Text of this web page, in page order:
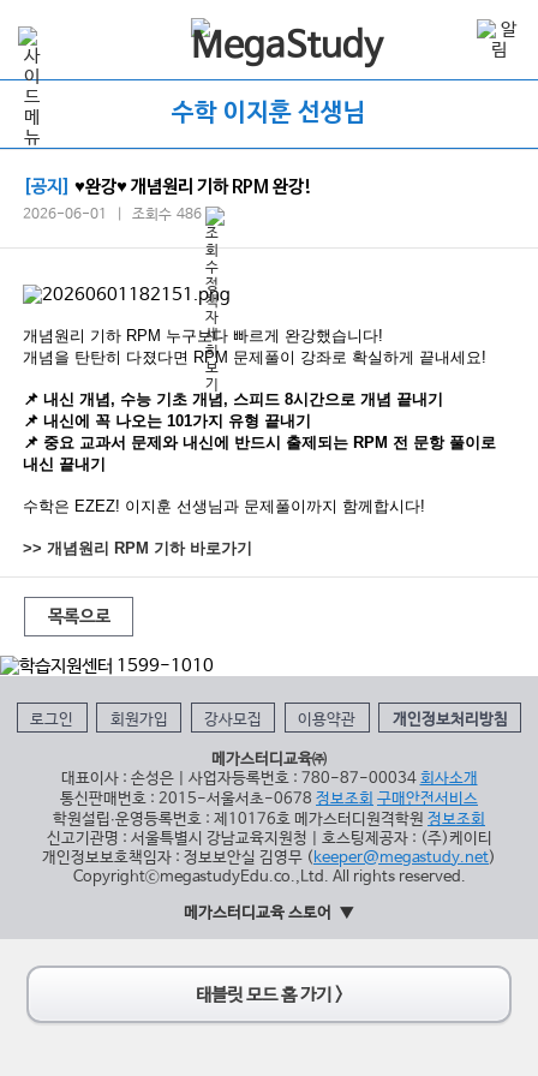
수학 이지훈 선생님
[공지] ♥완강♥ 개념원리 기하 RPM 완강!
2026-06-01 | 조회수 486
개념원리 기하 RPM 누구보다 빠르게 완강했습니다!
개념을 탄탄히 다졌다면 RPM 문제풀이 강좌로 확실하게 끝내세요!
📌 내신 개념, 수능 기초 개념, 스피드 8시간으로 개념 끝내기
📌 내신에 꼭 나오는 101가지 유형 끝내기
📌 중요 교과서 문제와 내신에 반드시 출제되는 RPM 전 문항 풀이로
내신 끝내기
수학은 EZEZ! 이지훈 선생님과 문제풀이까지 함께합시다!
>> 개념원리 RPM 기하 바로가기
목록으로
로그인 회원가입 강사모집 이용약관 개인정보처리방침
메가스터디교육㈜
대표이사 : 손성은 | 사업자등록번호 : 780-87-00034 회사소개
통신판매번호 : 2015-서울서초-0678 정보조회 구매안전서비스
학원설립∙운영등록번호 : 제10176호 메가스터디원격학원 정보조회
신고기관명 : 서울특별시 강남교육지원청 | 호스팅제공자 : (주)케이티
개인정보보호책임자 : 정보보안실 김영무 (keeper@megastudy.net)
CopyrightⓒmegastudyEdu.co.,Ltd. All rights reserved.
메가스터디교육 스토어
태블릿 모드 홈 가기 >